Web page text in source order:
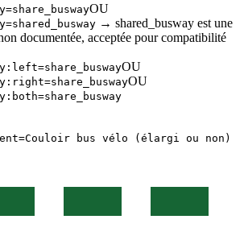
OU
→ shared_busway est une
documentée, acceptée pour compatibilité
OU
OU
bus vélo (élargi ou non)